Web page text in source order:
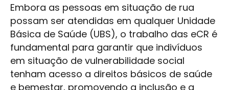
Embora as pessoas em situação de rua
possam ser atendidas em qualquer Unidade
Básica de Saúde (UBS), o trabalho das eCR é
fundamental para garantir que indivíduos
em situação de vulnerabilidade social
tenham acesso a direitos básicos de saúde
e bemestar, promovendo a inclusão e a